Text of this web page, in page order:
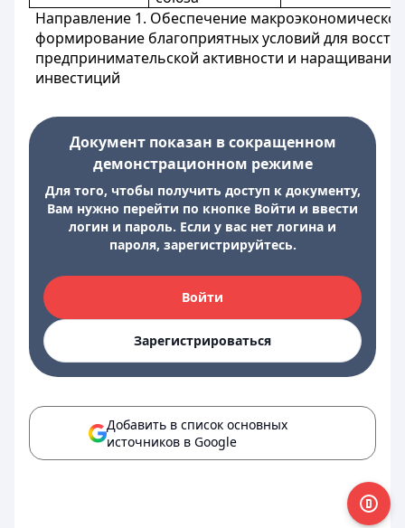
Направление 1. Обеспечение
формирование благоприятных условий для
предпринимательской активности и
инвестиций
Документ показан в сокращенном
демонстрационном режиме
Для того, чтобы получить доступ к документу,
Вам нужно перейти по кнопке Войти и ввести
логин и пароль. Если у вас нет логина и
пароля, зарегистрируйтесь.
Войти
Зарегистрироваться
Добавить в список основных
источников в Google